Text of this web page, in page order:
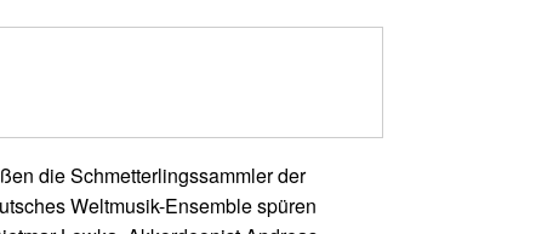
die Schmetterlingssammler der
Weltmusik-Ensemble spüren